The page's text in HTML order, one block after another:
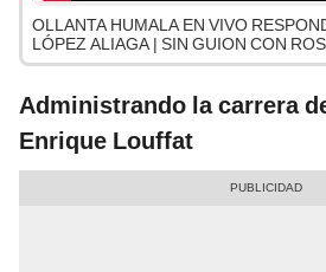
OLLANTA HUMALA EN VIVO
LÓPEZ ALIAGA | SIN GUION CON
Administrando la carrera
Enrique Louffat